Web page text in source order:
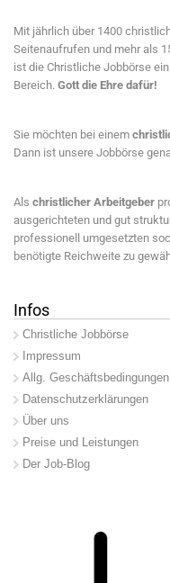
Mit jährlich über 1400
Seitenaufrufen und mehr als
ist die Christliche Jobbörse
Bereich. Gott die Ehre dafür!
Sie möchten bei einem
Dann ist unsere Jobbörse
Als christlicher Arbeitgeber
ausgerichteten und gut
professionell umgesetzten
benötigte Reichweite zu
Infos
Christliche Jobbörse
Impressum
Allg. Geschäftsbedingungen
Datenschutzerklärungen
Über uns
Preise und Leistungen
Der Job-Blog